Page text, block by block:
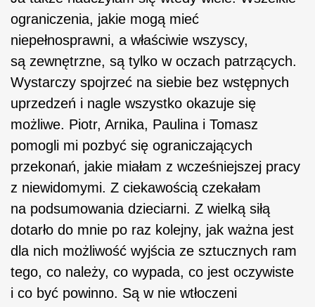
ograniczenia, jakie mogą mieć
niepełnosprawni, a właściwie wszyscy,
są zewnętrzne, są tylko w oczach patrzących.
Wystarczy spojrzeć na siebie bez wstępnych
uprzedzeń i nagle wszystko okazuje się
możliwe. Piotr, Arnika, Paulina i Tomasz
pomogli mi pozbyć się ograniczających
przekonań, jakie miałam z wcześniejszej pracy
z niewidomymi. Z ciekawością czekałam
na podsumowania dzieciarni. Z wielką siłą
dotarło do mnie po raz kolejny, jak ważna jest
dla nich możliwość wyjścia ze sztucznych ram
tego, co należy, co wypada, co jest oczywiste
i co być powinno. Są w nie wtłoczeni